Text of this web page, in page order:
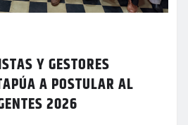
Y GESTORES
A POSTULAR AL
2026